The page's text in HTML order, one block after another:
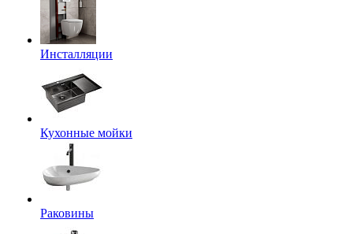
Инсталляции
Кухонные мойки
Раковины